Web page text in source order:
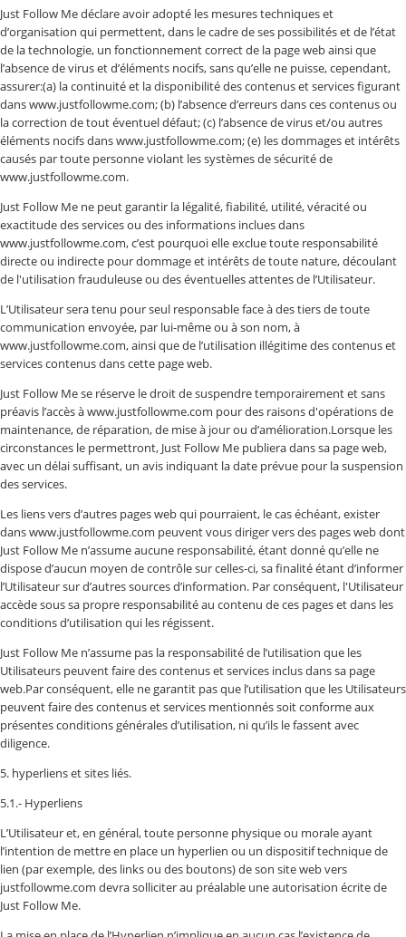
Just Follow Me déclare avoir adopté les mesures techniques et
d’organisation qui permettent, dans le cadre de ses possibilités et de l’état
de la technologie, un fonctionnement correct de la page web ainsi que
l’absence de virus et d’éléments nocifs, sans qu’elle ne puisse, cependant,
assurer:(a) la continuité et la disponibilité des contenus et services figurant
dans www.justfollowme.com; (b) l’absence d’erreurs dans ces contenus ou
la correction de tout éventuel défaut; (c) l’absence de virus et/ou autres
éléments nocifs dans www.justfollowme.com; (e) les dommages et intérêts
causés par toute personne violant les systèmes de sécurité de
www.justfollowme.com.
Just Follow Me ne peut garantir la légalité, fiabilité, utilité, véracité ou
exactitude des services ou des informations inclues dans
www.justfollowme.com, c’est pourquoi elle exclue toute responsabilité
directe ou indirecte pour dommage et intérêts de toute nature, découlant
de l'utilisation frauduleuse ou des éventuelles attentes de l’Utilisateur.
L’Utilisateur sera tenu pour seul responsable face à des tiers de toute
communication envoyée, par lui-même ou à son nom, à
www.justfollowme.com, ainsi que de l’utilisation illégitime des contenus et
services contenus dans cette page web.
Just Follow Me se réserve le droit de suspendre temporairement et sans
préavis l’accès à www.justfollowme.com pour des raisons d'opérations de
maintenance, de réparation, de mise à jour ou d’amélioration.Lorsque les
circonstances le permettront, Just Follow Me publiera dans sa page web,
avec un délai suffisant, un avis indiquant la date prévue pour la suspension
des services.
Les liens vers d’autres pages web qui pourraient, le cas échéant, exister
dans www.justfollowme.com peuvent vous diriger vers des pages web dont
Just Follow Me n’assume aucune responsabilité, étant donné qu’elle ne
dispose d’aucun moyen de contrôle sur celles-ci, sa finalité étant d’informer
l’Utilisateur sur d’autres sources d’information. Par conséquent, l'Utilisateur
accède sous sa propre responsabilité au contenu de ces pages et dans les
conditions d’utilisation qui les régissent.
Just Follow Me n’assume pas la responsabilité de l’utilisation que les
Utilisateurs peuvent faire des contenus et services inclus dans sa page
web.Par conséquent, elle ne garantit pas que l’utilisation que les Utilisateurs
peuvent faire des contenus et services mentionnés soit conforme aux
présentes conditions générales d’utilisation, ni qu’ils le fassent avec
diligence.
5. hyperliens et sites liés.
5.1.- Hyperliens
L’Utilisateur et, en général, toute personne physique ou morale ayant
l’intention de mettre en place un hyperlien ou un dispositif technique de
lien (par exemple, des links ou des boutons) de son site web vers
justfollowme.com devra solliciter au préalable une autorisation écrite de
Just Follow Me.